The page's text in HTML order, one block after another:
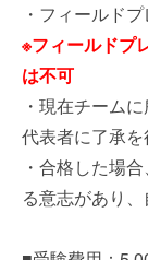
・フィールド
※フィールドプ
は不可
・現在チーム
代表者に了承を
・合格した場
る意志があり